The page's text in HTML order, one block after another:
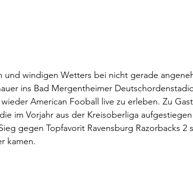
und windigen Wetters bei nicht gerade
ins Bad Mergentheimer
American Fooball live zu erleben. Zu
im Vorjahr aus der Kreisoberliga
gegen Topfavorit Ravensburg Razorbacks 2
kamen.